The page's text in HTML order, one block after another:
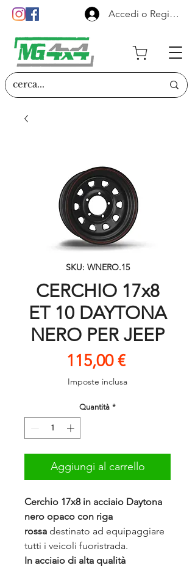
Accedi o Registrati
SKU: WNERO.15
CERCHIO 17x8
ET 10 DAYTONA
NERO PER JEEP
115,00 €Prezzo
Imposte inclusa
Quantità *
Aggiungi al carrello
Cerchio 17x8 in acciaio Daytona
nero opaco con riga
rossa destinato ad equipaggiare
tutti i veicoli fuoristrada.
In acciaio di alta qualità